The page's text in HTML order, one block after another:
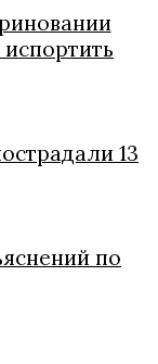
13
по